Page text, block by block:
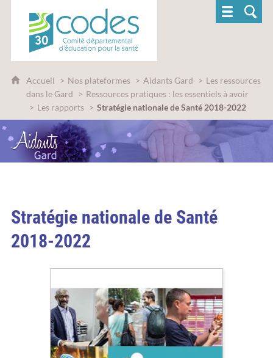
CoDES 30 - Comité départemental
Accueil Nos plateformes Aidants Gard
Les ressources
dans le Gard
Ressources pratiques : les essentiels à avoir
Les rapports
Stratégie nationale de Santé 2018-2022
Stratégie nationale de Santé
2018-2022